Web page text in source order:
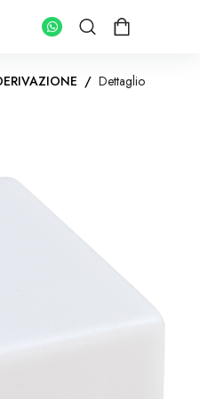
ABITAZIONI
IN RETE
AD ISOLA
/ Dettaglio